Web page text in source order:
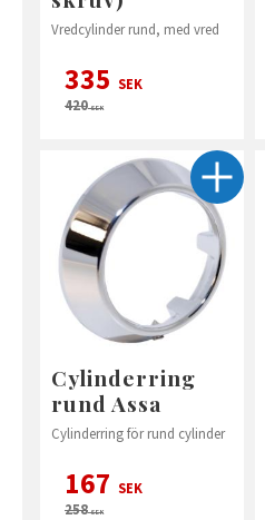
Vredcylinder rund, med vred
335 SEK
420SEK
Cylinderring
rund Assa
Cylinderring för rund cylinder
167 SEK
258SEK